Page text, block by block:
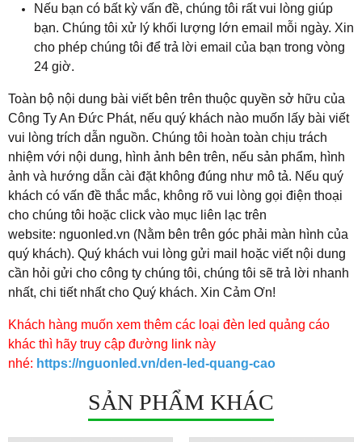
Nếu bạn có bất kỳ vấn đề, chúng tôi rất vui lòng giúp
bạn. Chúng tôi xử lý khối lượng lớn email mỗi ngày. Xin
cho phép chúng tôi để trả lời email của bạn trong vòng
24 giờ.
Toàn bộ nội dung bài viết bên trên thuộc quyền sở hữu của
Công Ty An Đức Phát, nếu quý khách nào muốn lấy bài viết
vui lòng trích dẫn nguồn. Chúng tôi hoàn toàn chịu trách
nhiệm với nội dung, hình ảnh bên trên, nếu sản phẩm, hình
ảnh và hướng dẫn cài đặt không đúng như mô tả. Nếu quý
khách có vấn đề thắc mắc, không rõ vui lòng gọi điện thoại
cho chúng tôi hoặc click vào mục liên lạc trên
website: nguonled.vn (Nằm bên trên góc phải màn hình của
quý khách). Quý khách vui lòng gửi mail hoặc viết nội dung
cần hỏi gửi cho công ty chúng tôi, chúng tôi sẽ trả lời nhanh
nhất, chi tiết nhất cho Quý khách. Xin Cảm Ơn!
​Khách hàng muốn xem thêm các loại đèn led quảng cáo
khác thì hãy truy cập đường link này
nhé: https://nguonled.vn/den-led-quang-cao
SẢN PHẨM KHÁC